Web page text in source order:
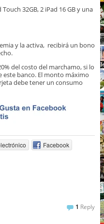
32GB, 2 iPad 16 GB y una
y la activa, recibirá un bono
del costo del marchamo, si lo
este banco. El monto máximo
debe tener un consumo
Facebook
1 Reply